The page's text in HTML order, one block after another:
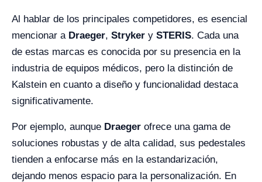
Al hablar de los principales competidores, es esencial
mencionar a Draeger, Stryker y STERIS. Cada una
de estas marcas es conocida por su presencia en la
industria de equipos médicos, pero la distinción de
Kalstein en cuanto a diseño y funcionalidad destaca
significativamente.
Por ejemplo, aunque Draeger ofrece una gama de
soluciones robustas y de alta calidad, sus pedestales
tienden a enfocarse más en la estandarización,
dejando menos espacio para la personalización. En